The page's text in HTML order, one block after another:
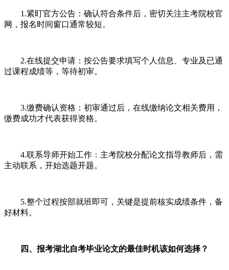
1.紧盯官方公告：确认符合条件后，密切关注主考院校官
网，报名时间窗口通常较短。
2.在线提交申请：按公告要求填写个人信息、专业及已通
过课程成绩等，等待初审。
3.缴费确认资格：初审通过后，在线缴纳论文相关费用，
缴费成功才代表获得资格。
4.联系导师开始工作：主考院校分配论文指导教师后，需
主动联系，开始选题开题。
5.整个过程按部就班即可，关键是提前核实成绩条件，备
好材料。
四、报考湖北自考毕业论文的最佳时机该如何选择？